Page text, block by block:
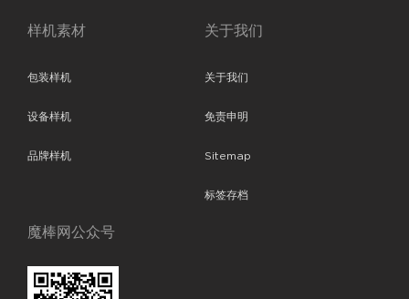
样机素材
包装样机
设备样机
品牌样机
关于我们
关于我们
免责申明
Sitemap
标签存档
魔棒网公众号